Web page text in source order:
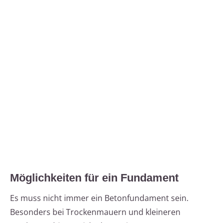
Möglichkeiten für ein Fundament
Es muss nicht immer ein Betonfundament sein.
Besonders bei Trockenmauern und kleineren